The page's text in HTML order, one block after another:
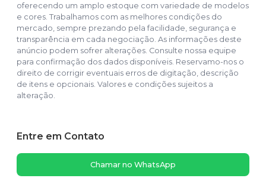
oferecendo um amplo estoque com variedade de modelos
e cores. Trabalhamos com as melhores condições do
mercado, sempre prezando pela facilidade, segurança e
transparência em cada negociação. As informações deste
anúncio podem sofrer alterações. Consulte nossa equipe
para confirmação dos dados disponíveis. Reservamo-nos o
direito de corrigir eventuais erros de digitação, descrição
de itens e opcionais. Valores e condições sujeitos a
alteração.
Entre em Contato
Chamar no WhatsApp